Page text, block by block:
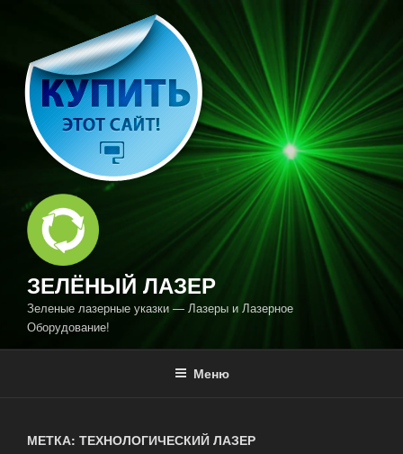
содержимому
ЗЕЛЁНЫЙ ЛАЗЕР
Зеленые лазерные указки — Лазеры и Лазерное
Оборудование!
Меню
МЕТКА: ТЕХНОЛОГИЧЕСКИЙ ЛАЗЕР